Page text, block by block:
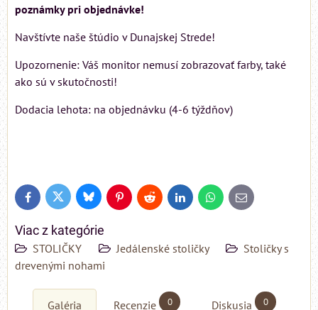
poznámky pri objednávke!
Navštívte naše štúdio v Dunajskej Strede!
Upozornenie: Váš monitor nemusí zobrazovať farby, také
ako sú v skutočnosti!
Dodacia lehota: na objednávku (4-6 týždňov)
FacebookTwitter BlueskyPinterestReddit LinkedInWhatsApp
E-
mail
Viac z kategórie
STOLIČKY Jedálenské stoličky
Stoličky s
drevenými nohami
Galéria Recenzie 0 Diskusia 0